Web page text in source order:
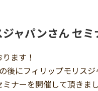
ャパンさん セミ
ます！
後にフィリップモリス
ミナーを開催して頂きま